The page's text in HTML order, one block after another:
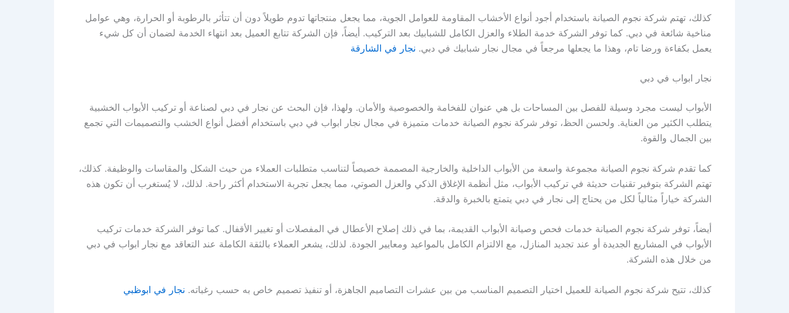
كذلك، تهتم شركة نجوم الصيانة باستخدام أجود أنواع الأخشاب المقاومة للعوامل الجوية، مما يجعل منتجاتها تدوم طويلاً دون أن تتأثر بالرطوبة أو الحرارة، وهي عوامل
مناخية شائعة في دبي. كما توفر الشركة خدمة الطلاء والعزل الكامل للشبابيك بعد التركيب. أيضاً، فإن الشركة تتابع العميل بعد انتهاء الخدمة لضمان أن كل شيء
يعمل بكفاءة ورضا تام، وهذا ما يجعلها مرجعاً في مجال نجار شبابيك في دبي. نجار في الشارقة
نجار ابواب في دبي
الأبواب ليست مجرد وسيلة للفصل بين المساحات بل هي عنوان للفخامة والخصوصية والأمان. ولهذا، فإن البحث عن نجار في دبي لصناعة أو تركيب الأبواب الخشبية
يتطلب الكثير من العناية. ولحسن الحظ، توفر شركة نجوم الصيانة خدمات متميزة في مجال نجار ابواب في دبي باستخدام أفضل أنواع الخشب والتصميمات التي تجمع
بين الجمال والقوة.
كما تقدم شركة نجوم الصيانة مجموعة واسعة من الأبواب الداخلية والخارجية المصممة خصيصاً لتناسب متطلبات العملاء من حيث الشكل والمقاسات والوظيفة. كذلك،
تهتم الشركة بتوفير تقنيات حديثة في تركيب الأبواب، مثل أنظمة الإغلاق الذكي والعزل الصوتي، مما يجعل تجربة الاستخدام أكثر راحة. لذلك، لا يُستغرب أن تكون هذه
الشركة خياراً مثالياً لكل من يحتاج إلى نجار في دبي يتمتع بالخبرة والدقة.
أيضاً، توفر شركة نجوم الصيانة خدمات فحص وصيانة الأبواب القديمة، بما في ذلك إصلاح الأعطال في المفصلات أو تغيير الأقفال. كما توفر الشركة خدمات تركيب
الأبواب في المشاريع الجديدة أو عند تجديد المنازل، مع الالتزام الكامل بالمواعيد ومعايير الجودة. لذلك، يشعر العملاء بالثقة الكاملة عند التعاقد مع نجار ابواب في دبي
من خلال هذه الشركة.
كذلك، تتيح شركة نجوم الصيانة للعميل اختيار التصميم المناسب من بين عشرات التصاميم الجاهزة، أو تنفيذ تصميم خاص به حسب رغباته. نجار في ابوظبي